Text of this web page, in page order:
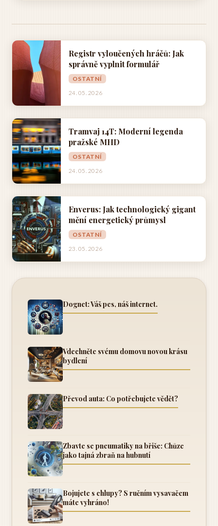
Registr vyloučených hráčů: Jak
správně vyplnit formulář
OSTATNÍ
24. 05. 2026
Tramvaj 14T: Moderní legenda
pražské MHD
OSTATNÍ
24. 05. 2026
Enverus: Jak technologický gigant
mění energetický průmysl
OSTATNÍ
23. 05. 2026
Dognet: Váš pes, náš internet.
Vdechněte svému domovu novou krásu
bydlení
Převod auta: Co potřebujete vědět?
Zbavte se pneumatiky na břiše: Chůze
jako tajná zbraň na hubnutí
Bojujete s chlupy? S ručním vysavačem
máte vyhráno!